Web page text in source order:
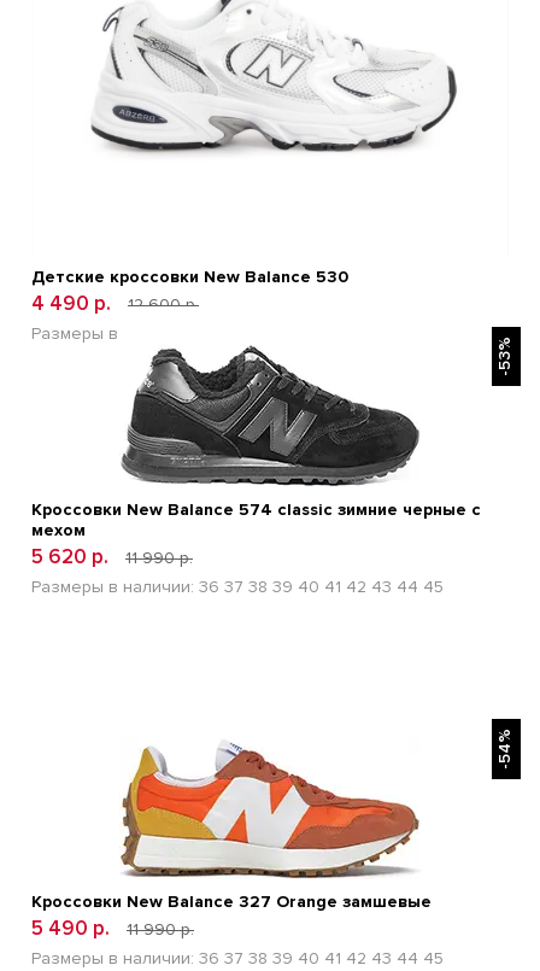
Детские кроссовки New Balance 530
4 490 р.
12 600 р.
Размеры в наличии:
-53%
Кроссовки New Balance 574 classic зимние черные с
мехом
5 620 р.
11 990 р.
Размеры в наличии: 36 37 38 39 40 41 42 43 44 45
-54%
Кроссовки New Balance 327 Orange замшевые
5 490 р.
11 990 р.
Размеры в наличии: 36 37 38 39 40 41 42 43 44 45